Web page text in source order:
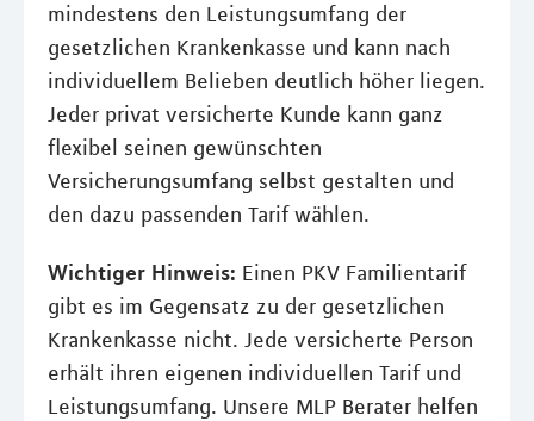
mindestens den Leistungsumfang der
gesetzlichen Krankenkasse und kann nach
individuellem Belieben deutlich höher liegen.
Jeder privat versicherte Kunde kann ganz
flexibel seinen gewünschten
Versicherungsumfang selbst gestalten und
den dazu passenden Tarif wählen.
Wichtiger Hinweis: Einen PKV Familientarif
gibt es im Gegensatz zu der gesetzlichen
Krankenkasse nicht. Jede versicherte Person
erhält ihren eigenen individuellen Tarif und
Leistungsumfang. Unsere MLP Berater helfen